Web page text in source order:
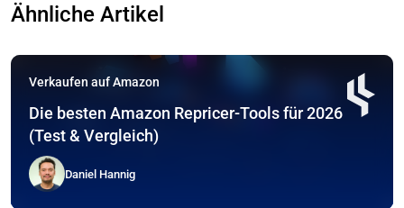
Ähnliche Artikel
Verkaufen auf Amazon
Die besten Amazon Repricer-Tools für 2026
(Test & Vergleich)
Daniel Hannig